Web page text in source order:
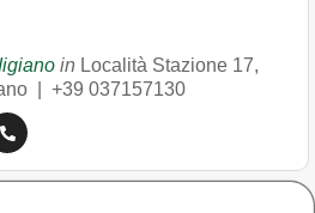
in Località Stazione 17,
+39 037157130